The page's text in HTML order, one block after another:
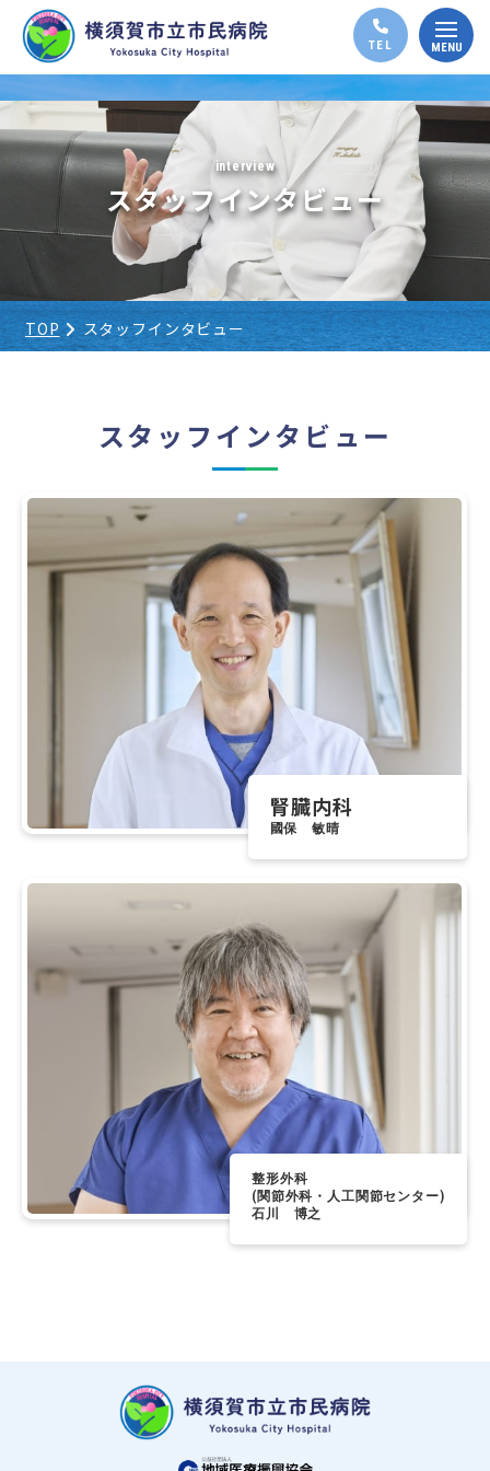
interview
スタッフインタビュー
TOP スタッフインタビュー
スタッフインタビュー
腎臓内科
國保 敏晴
整形外科
(関節外科・人工関節センター)
石川 博之